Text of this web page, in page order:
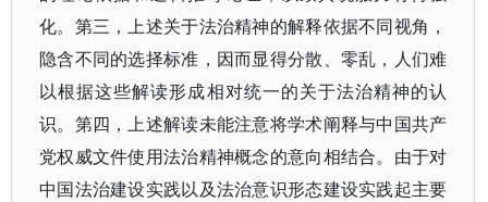
化。第三，上述关于法治精神的解释依据不同视角，
隐含不同的选择标准，因而显得分散、零乱，人们难
以根据这些解读形成相对统一的关于法治精神的认
识。第四，上述解读未能注意将学术阐释与中国共产
党权威文件使用法治精神概念的意向相结合。由于对
中国法治建设实践以及法治意识形态建设实践起主要